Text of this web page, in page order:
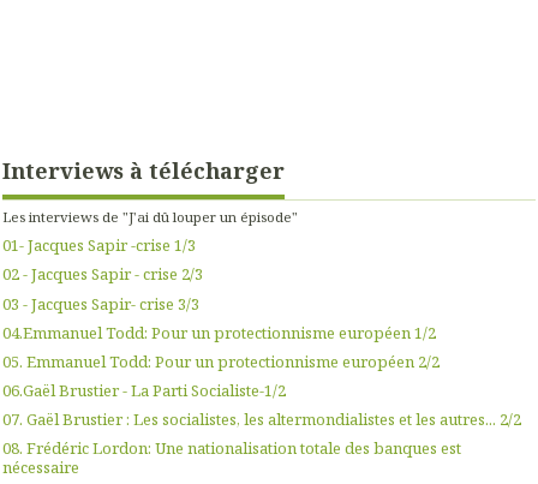
Interviews à télécharger
Les interviews de "J'ai dû louper un épisode"
01- Jacques Sapir -crise 1/3
02 - Jacques Sapir - crise 2/3
03 - Jacques Sapir- crise 3/3
04.Emmanuel Todd: Pour un protectionnisme européen 1/2
05. Emmanuel Todd: Pour un protectionnisme européen 2/2
06.Gaël Brustier - La Parti Socialiste-1/2
07. Gaël Brustier : Les socialistes, les altermondialistes et les autres... 2/2
08. Frédéric Lordon: Une nationalisation totale des banques est
nécessaire